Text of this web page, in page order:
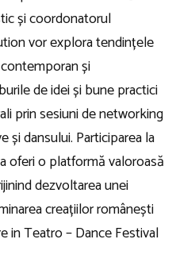
și coordonatorul
vor explora tendințele
și
de idei și bune practici
prin sesiuni de networking
dansului. Participarea la
oferi o platformă valoroasă
dezvoltarea unei
creațiilor românești
in Teatro – Dance Festival